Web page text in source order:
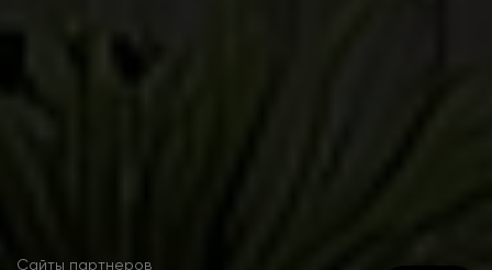
Сайты партнеров